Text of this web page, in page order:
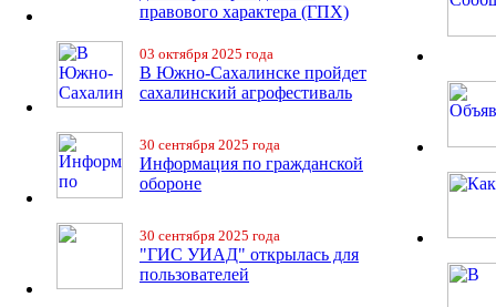
правового характера (ГПХ)
03 октября 2025 года
В Южно-Сахалинске пройдет
сахалинский агрофестиваль
30 сентября 2025 года
Информация по гражданской
обороне
30 сентября 2025 года
"ГИС УИАД" открылась для
пользователей